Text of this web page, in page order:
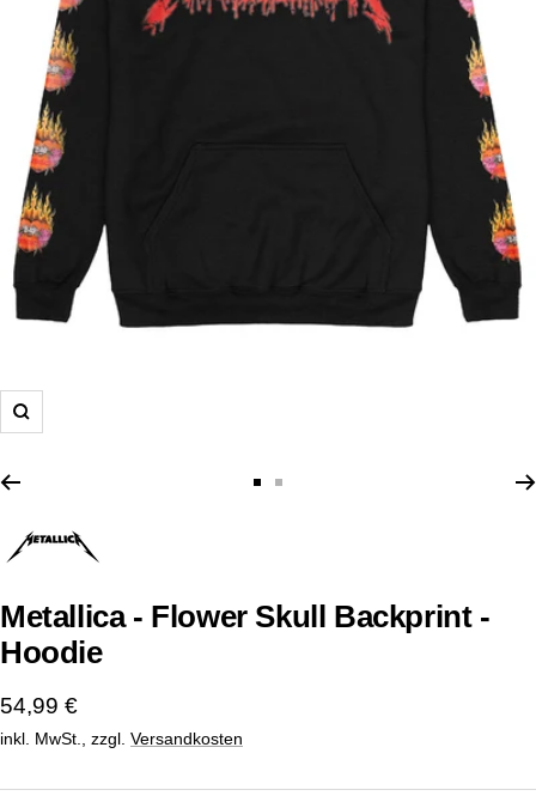
Zoom
Metallica - Flower Skull Backprint -
Hoodie
Angebotspreis
54,99 €
inkl. MwSt., zzgl. Versandkosten